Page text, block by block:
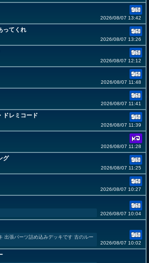
2026/08/07 13:42
ってくれ
2026/08/07 13:26
2026/08/07 12:12
2026/08/07 11:48
2026/08/07 11:41
ドレミコード
2026/08/07 11:39
2026/08/07 11:28
グ
2026/08/07 11:25
2026/08/07 10:27
2026/08/07 10:04
出張パーツ詰め込みデッキです 古のルー
2026/08/07 10:02